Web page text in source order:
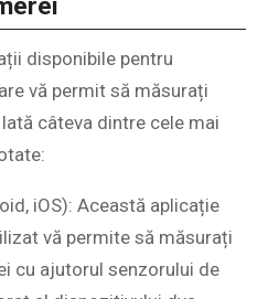
disponibile pentru
vă permit să măsurați
câteva dintre cele mai
iOS): Această aplicație
vă permite să măsurați
cu ajutorul senzorului de